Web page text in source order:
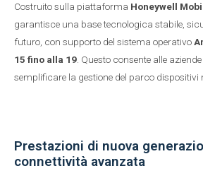
Costruito sulla piattaforma Honeywell
garantisce una base tecnologica stabile,
futuro, con supporto del sistema operativo
15 fino alla 19 . Questo consente alle
semplificare la gestione del parco dispositivi
Prestazioni di nuova
connettività avanzata